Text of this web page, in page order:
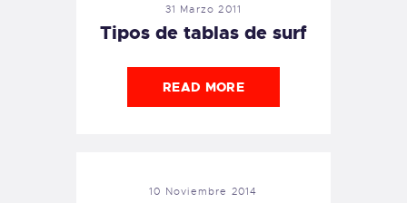
31 Marzo 2011
Tipos de tablas de surf
READ MORE
10 Noviembre 2014